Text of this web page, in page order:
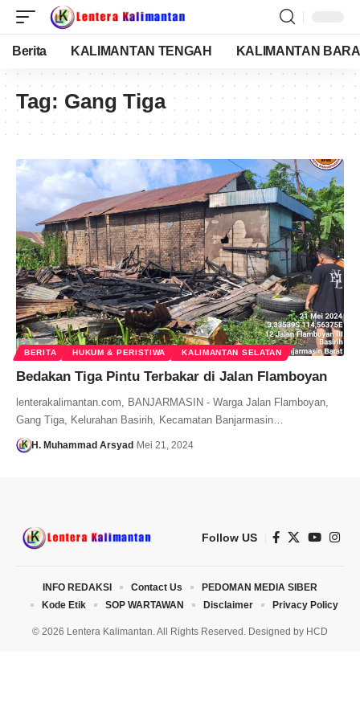
Berita KALIMANTAN TENGAH KALIMANTAN
Tag: Gang Tiga
BERITA HUKUM & PERISTIWA KALIMANTAN SELATAN
Bedakan Tiga Pintu Terbakar di Jalan Flamboyan
lenterakalimantan.com, BANJARMASIN - Warga Jalan Flamboyan,
Gang Tiga, Kelurahan Basirih, Kecamatan Banjarmasin…
H. Muhammad Arsyad Mei 21, 2024
Follow US
© 2026 Lentera Kalimantan. All Rights Reserved. Designed by HCD
INFO REDAKSI Contact Us
PEDOMAN MEDIA SIBER
Kode Etik
SOP WARTAWAN Disclaimer Privacy Policy